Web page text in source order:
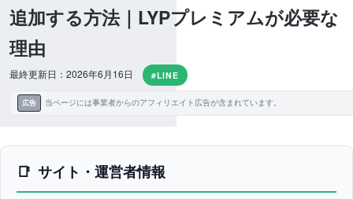
追加する方法｜LYPプレミアムが必要な
理由
最終更新日：2026年6月16日 #LINE
広告 当ページには事業者からのアフィリエイト広告が含まれています。
サイト・運営者情報